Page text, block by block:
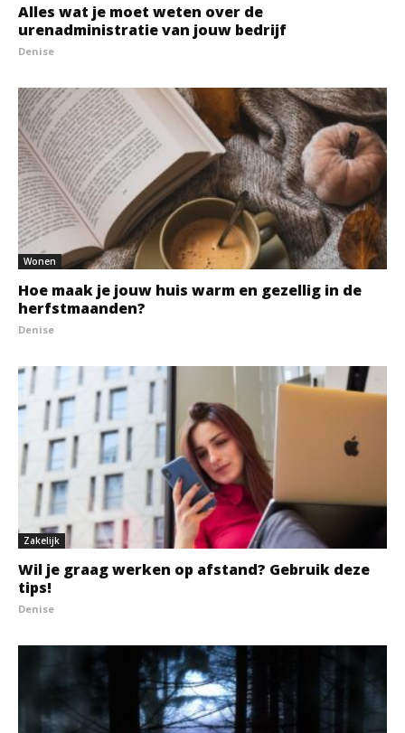
Alles wat je moet weten over de
urenadministratie van jouw bedrijf
Denise
Wonen
Hoe maak je jouw huis warm en gezellig in de
herfstmaanden?
Denise
Zakelijk
Wil je graag werken op afstand? Gebruik deze
tips!
Denise